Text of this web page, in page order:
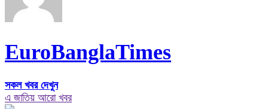
EuroBanglaTimes
সকল খবর দেখুন
এ জাতিয় আরো খবর